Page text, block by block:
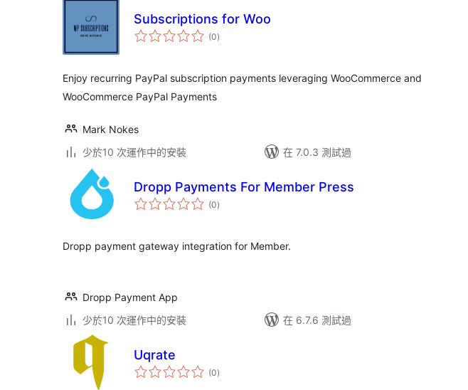
Subscriptions for Woo
(0總
評)
Enjoy recurring PayPal subscription payments leveraging WooCommerce and
WooCommerce PayPal Payments
Mark Nokes
少於10 次運作中的安裝
在 7.0.3 測試過
Dropp Payments For Member Press
(0總
評)
Dropp payment gateway integration for Member.
Dropp Payment App
少於10 次運作中的安裝
在 6.7.6 測試過
Uqrate
(0總
評)